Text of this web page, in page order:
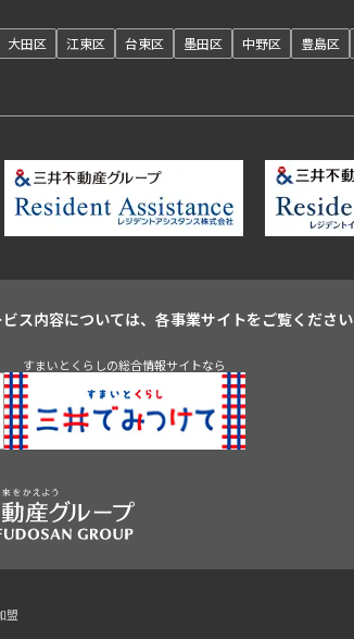
大田区 江東区 台東区 墨田区 中野区 豊島区
ス内容については、各事業サイトをご覧ください
すまいとくらしの総合情報サイトなら
盟